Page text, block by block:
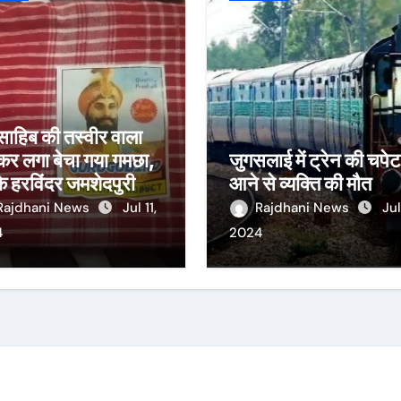
की तस्वीर वाला
लगा बेचा गया गमछा,
जमशेदपुरी ने
सीजीपीसी को ज्ञापन
News
Jul 11,
जुगसलाई में ट्रेन की
आने से व्यक्ति की मौत
Rajdhani News
2024